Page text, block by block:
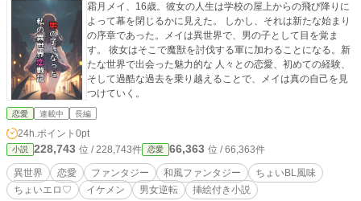
霜月メイ、16歳。彼女の人生は学校の屋上からの飛び降りに
よって幕を閉じるかに見えた。 しかし、それは新たな始まり
の序章であった。メイは異世界で、男の子として目を覚ま
す。 彼女はそこで魔獣を討伐する軍に加わることになる。新
たな世界で出会った魅力的な 人々との恋愛、初めての経験、
そして過酷な過去を乗り越えることで、メイは真の自己を見
つけていく。
恋愛 連載中 長編
24h.ポイント 0pt
小説 228,743 位 / 228,743件 恋愛 66,363 位 / 66,363件
異世界 恋愛 ファンタジー 和風ファンタジー
ちょいBL風味
ちょいエロ♡
イケメン 男女逆転 挿絵付き小説